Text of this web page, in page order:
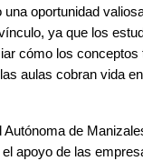
una oportunidad
ya que los
cómo los conceptos
aulas cobran vida
Autónoma de
apoyo de las